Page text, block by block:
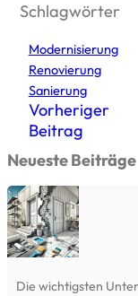
Schlagwörter
Modernisierung
Renovierung
Sanierung
Vorheriger
Beitrag
Neueste Beiträge
Die wichtigsten